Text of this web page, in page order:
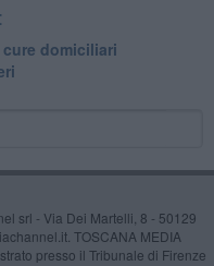
domiciliari
srl - Via Dei Martelli, 8 - 50129
TOSCANA MEDIA
presso il Tribunale di Firenze